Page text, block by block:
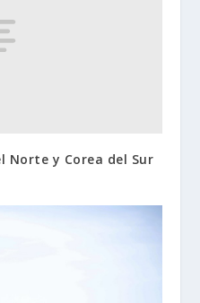
Norte y Corea del Sur